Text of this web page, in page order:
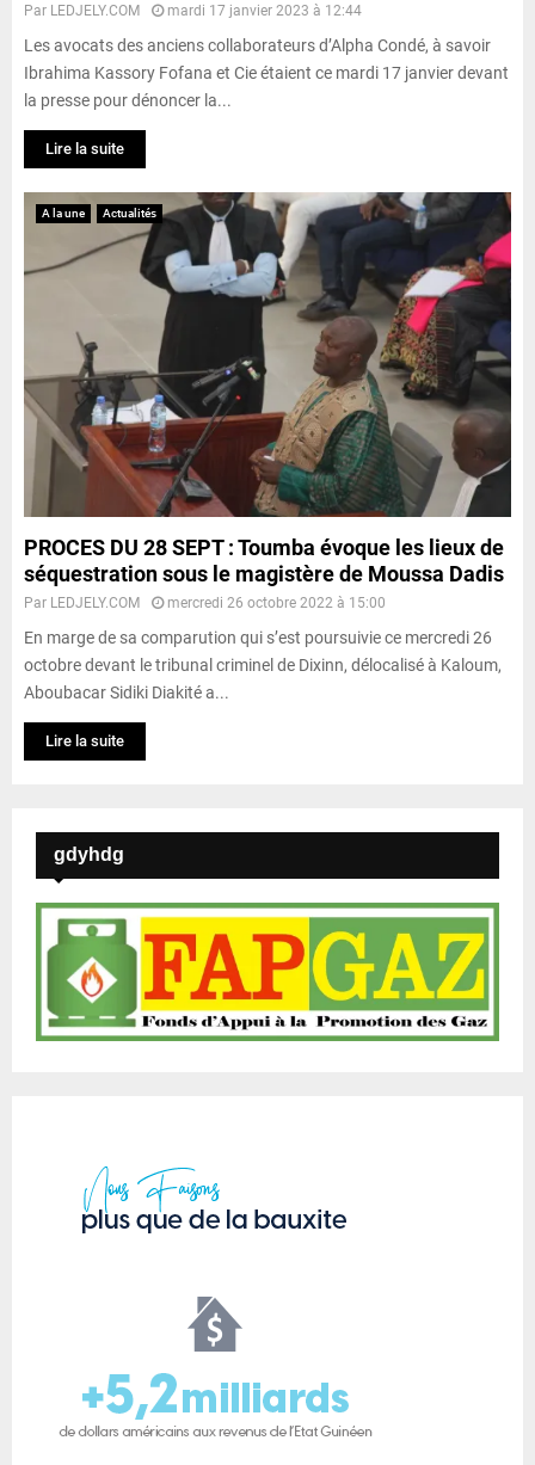
Par LEDJELY.COM mardi 17 janvier 2023 à 12:44
Les avocats des anciens collaborateurs d’Alpha Condé, à savoir
Ibrahima Kassory Fofana et Cie étaient ce mardi 17 janvier devant
la presse pour dénoncer la...
Lire la suite
A la une Actualités
PROCES DU 28 SEPT : Toumba évoque les lieux de
séquestration sous le magistère de Moussa Dadis
Par LEDJELY.COM mercredi 26 octobre 2022 à 15:00
En marge de sa comparution qui s’est poursuivie ce mercredi 26
octobre devant le tribunal criminel de Dixinn, délocalisé à Kaloum,
Aboubacar Sidiki Diakité a...
Lire la suite
gdyhdg